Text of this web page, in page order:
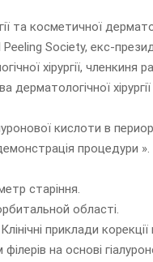
та косметичної
Society, екс-
хірургії, членкиня
хірургії
кислоти в
процедури ».
старіння.
області.
приклади корекції
на основі